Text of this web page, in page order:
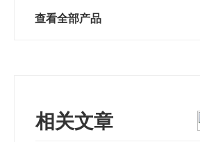
查看全部产品
相关文章